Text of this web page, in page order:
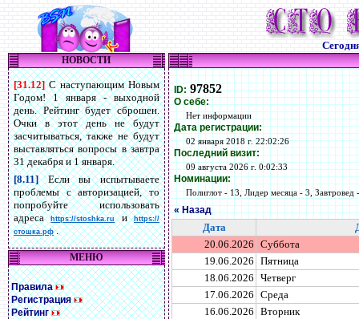
НОВОСТИ
[31.12]С наступающим Новым
Годом! 1 января - выходной
день. Рейтинг будет сброшен.
Очки в этот день не будут
засчитываться, также не будут
выставляться вопросы в завтра
31 декабря и 1 января.
[8.11]Если вы испытываете
проблемы с авторизацией, то
попробуйте использовать
адресаhttps://stoshka.ruиhttps://
стошка.рф.
МЕНЮ
Правила
Регистрация
Рейтинг
ID: 97852
О себе:
Нет информации
Дата регистрации:
02 января 2018 г. 22:02:26
Последний визит:
09 августа 2026 г. 0:02:33
Номинации:
Полиглот - 13, Лидер месяца - 3,
« Назад
Дата
20.06.2026 Суббота
19.06.2026 Пятница
18.06.2026 Четверг
17.06.2026 Среда
16.06.2026 Вторник